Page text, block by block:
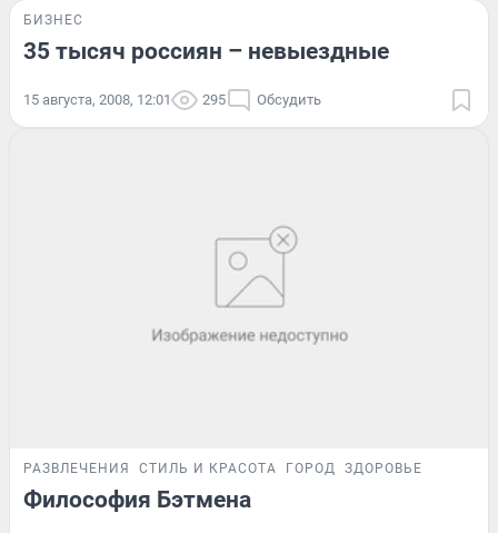
БИЗНЕС
35 тысяч россиян – невыездные
15 августа, 2008, 12:01 295 Обсудить
РАЗВЛЕЧЕНИЯ СТИЛЬ И КРАСОТА ГОРОД ЗДОРОВЬЕ
Философия Бэтмена